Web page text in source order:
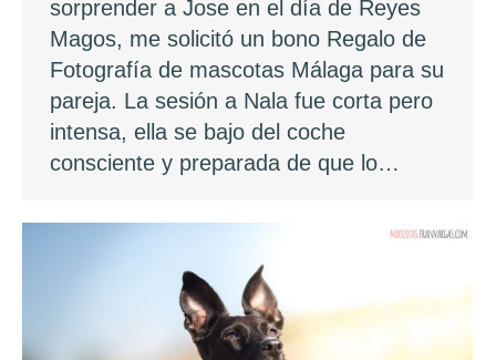
sorprender a Jose en el día de Reyes
Magos, me solicitó un bono Regalo de
Fotografía de mascotas Málaga para su
pareja. La sesión a Nala fue corta pero
intensa, ella se bajo del coche
consciente y preparada de que lo…